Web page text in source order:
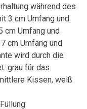
während des
3 cm Umfang und
cm Umfang und
cm Umfang und
wird durch die
grau für das
Kissen, weiß